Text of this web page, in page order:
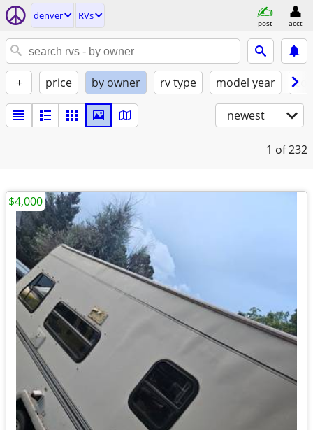
denver RVs
post acct
+ price by owner rv type model year
newest
1 of 232
$4,000